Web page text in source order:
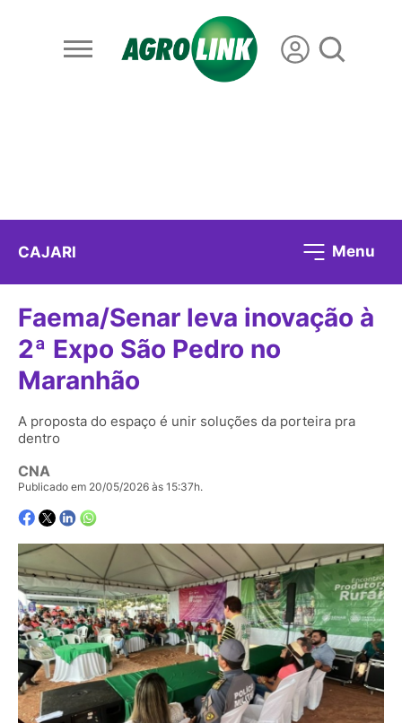
CAJARI Menu
Faema/Senar leva inovação à
2ª Expo São Pedro no
Maranhão
A proposta do espaço é unir soluções da porteira pra
dentro
CNA
Publicado em 20/05/2026 às 15:37h.